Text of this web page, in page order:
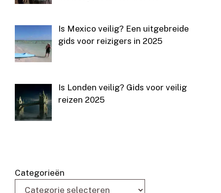
Is Mexico veilig? Een uitgebreide
gids voor reizigers in 2025
Is Londen veilig? Gids voor veilig
reizen 2025
Categorieën